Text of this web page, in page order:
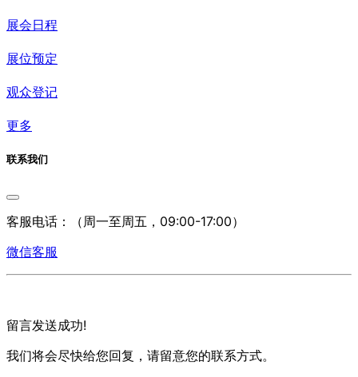
展会日程
展位预定
观众登记
更多
联系我们
客服电话：
（周一至周五，09:00-17:00）
微信客服
留言发送成功!
我们将会尽快给您回复，请留意您的联系方式。